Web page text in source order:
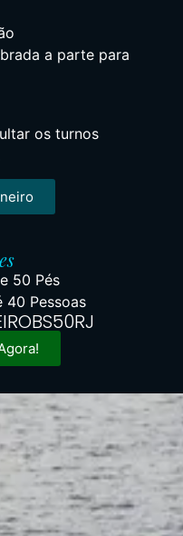
a parte para
os turnos
50 Pés
40 Pessoas